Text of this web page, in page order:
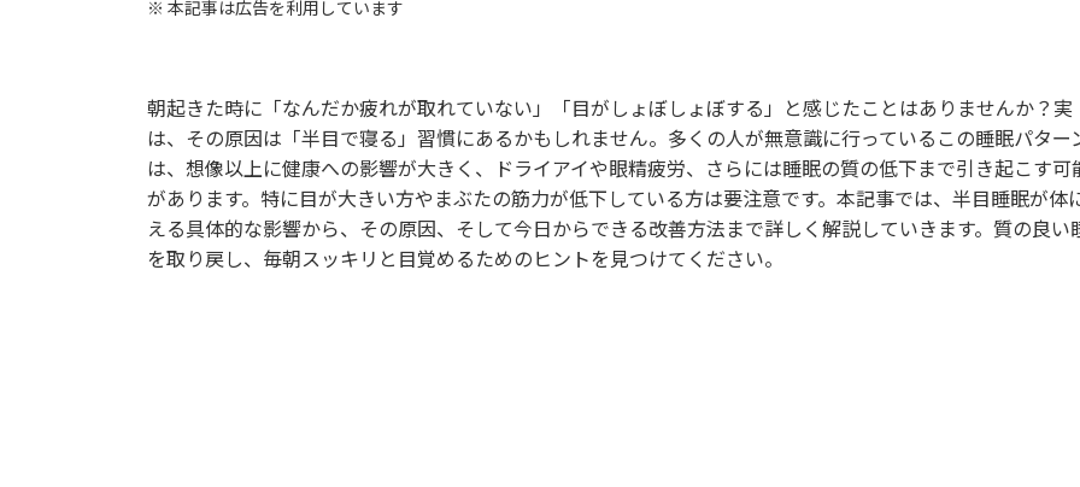
※ 本記事は広告を利用しています
朝起きた時に「なんだか疲れが取れていない」「目がしょぼしょぼする」と感じたことはありませんか？実
は、その原因は「半目で寝る」習慣にあるかもしれません。多くの人が無意識に行っているこの睡眠パター
は、想像以上に健康への影響が大きく、ドライアイや眼精疲労、さらには睡眠の質の低下まで引き起こす可
があります。特に目が大きい方やまぶたの筋力が低下している方は要注意です。本記事では、半目睡眠が体
える具体的な影響から、その原因、そして今日からできる改善方法まで詳しく解説していきます。質の良い
を取り戻し、毎朝スッキリと目覚めるためのヒントを見つけてください。